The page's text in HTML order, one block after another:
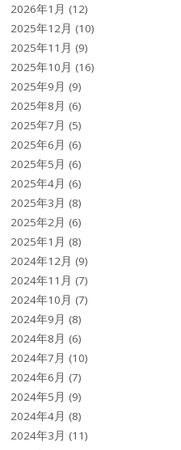
2026年1月 (12)
2025年12月 (10)
2025年11月 (9)
2025年10月 (16)
2025年9月 (9)
2025年8月 (6)
2025年7月 (5)
2025年6月 (6)
2025年5月 (6)
2025年4月 (6)
2025年3月 (8)
2025年2月 (6)
2025年1月 (8)
2024年12月 (9)
2024年11月 (7)
2024年10月 (7)
2024年9月 (8)
2024年8月 (6)
2024年7月 (10)
2024年6月 (7)
2024年5月 (9)
2024年4月 (8)
2024年3月 (11)